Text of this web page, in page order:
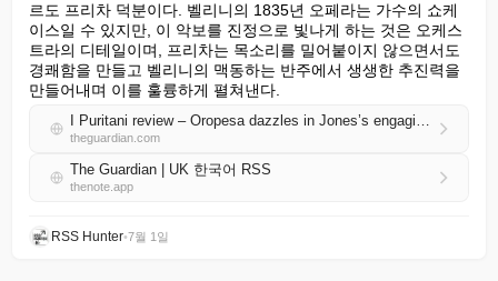
르도 프리차 덕분이다. 벨리니의 1835년 오페라는 가수의 쇼케
이스일 수 있지만, 이 악보를 진정으로 빛나게 하는 것은 오케스
트라의 디테일이며, 프리차는 목소리를 밀어붙이지 않으면서도
경쾌함을 만들고 벨리니의 맥동하는 반주에서 생생한 추진력을
만들어내며 이를 훌륭하게 펼쳐낸다.
I Puritani review – Oropesa dazzles in Jones’s engaging Bellini staging
theguardian.com
The Guardian | UK 한국어 RSS
thenote.app
RSS Hunter•7월 1일